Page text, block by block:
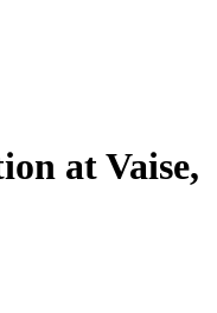
at Vaise,